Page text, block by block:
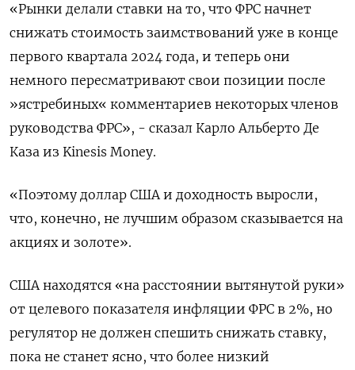
«Рынки делали ставки на то, что ФРС начнет
снижать стоимость заимствований уже в конце
первого квартала 2024 года, и теперь они
немного пересматривают свои позиции после
»ястребиных« комментариев некоторых членов
руководства ФРС», - сказал Карло Альберто Де
Каза из Kinesis Money.
«Поэтому доллар США и доходность выросли,
что, конечно, не лучшим образом сказывается на
акциях и золоте».
США находятся «на расстоянии вытянутой руки»
от целевого показателя инфляции ФРС в 2%, но
регулятор не должен спешить снижать ставку,
пока не станет ясно, что более низкий